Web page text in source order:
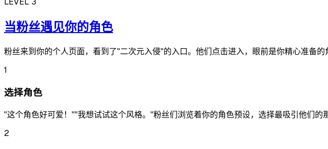
当粉丝遇见你的角色
粉丝来到你的个人页面，看到了"二次元入侵"的入口。他们点击进入，眼前是你精心准备的
1
选择角色
"这个角色好可爱！""我想试试这个风格。"粉丝们浏览着你的角色预设，选择最吸引他们的
2